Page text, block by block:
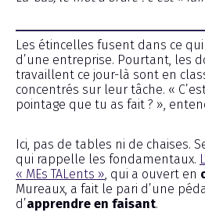
Les étincelles fusent dans ce
d’une entreprise. Pourtant, les
travaillent ce jour-là sont en
concentrés sur leur tâche. «
pointage que tu as fait ? »,
Ici, pas de tables ni de chaises.
qui rappelle les fondamentaux.
« MEs TALents » , qui a ouvert en
Mureaux, a fait le pari d’une
d’apprendre en faisant.